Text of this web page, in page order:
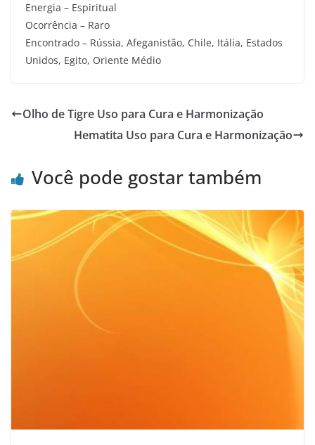
Energia – Espiritual
Ocorrência – Raro
Encontrado – Rússia, Afeganistão, Chile, Itália, Estados
Unidos, Egito, Oriente Médio
Olho de Tigre Uso para Cura e Harmonização
Hematita Uso para Cura e Harmonização
Você pode gostar também